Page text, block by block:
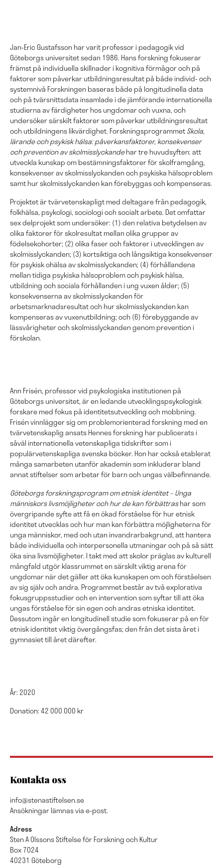
Jan-Eric Gustafsson har varit professor i pedagogik vid
Göteborgs universitet sedan 1986. Hans forskning fokuserar
främst på individuella skillnader i kognitiva förmågor och på
faktorer som påverkar utbildningsresultat på både individ- och
systemnivå Forskningen baseras både på longitudinella data
och på tvärsnittsdata insamlade i de jämförande internationella
studierna av färdigheter hos ungdomar och vuxna, och
undersöker särskilt faktorer som påverkar utbildningsresultat
och utbildningens likvärdighet. ForskningsprogrammetSkola,
lärande och psykisk hälsa: påverkansfaktorer, konsekvenser
och prevention av skolmisslyckandehar tre huvudsyften: att
utveckla kunskap om bestämningsfaktorer för skolframgång,
konsekvenser av skolmisslyckanden och psykiska hälsoproblem
samt hur skolmisslyckanden kan förebyggas och kompenseras.
Projektet är tvärvetenskapligt med deltagare från pedagogik,
folkhälsa, psykologi, sociologi och socialt arbete. Det omfattar
sex delprojekt som undersöker: (1) den relativa betydelsen av
olika faktorer för skolresultat mellan olika grupper av
födelsekohorter; (2) olika faser och faktorer i utvecklingen av
skolmisslyckanden; (3) kortsiktiga och långsiktiga konsekvenser
för psykisk ohälsa av skolmisslyckanden; (4) förhållandena
mellan tidiga psykiska hälsoproblem och psykisk hälsa,
utbildning och sociala förhållanden i ung vuxen ålder; (5)
konsekvenserna av skolmisslyckanden för
arbetsmarknadsresultat och hur skolmisslyckanden kan
kompenseras av vuxenutbildning; och (6) förebyggande av
lässvårigheter och skolmisslyckanden genom prevention i
förskolan.
Ann Frisén, professor vid psykologiska institutionen på
Göteborgs universitet, är en ledande utvecklingspsykologisk
forskare med fokus på identitetsutveckling och mobbning.
Frisén vinnlägger sig om problemorienterad forskning med en
tvärvetenskaplig ansats Hennes forskning har publicerats i
såväl internationella vetenskapliga tidskrifter som i
populärvetenskapliga svenska böcker. Hon har också etablerat
många samarbeten utanför akademin som inkluderar bland
annat stiftelser som arbetar för barn och ungas välbefinnande.
Göteborgs forskningsprogram om etnisk identitet – Unga
människors livsmöjligheter och hur de kan förbättrashar som
övergripande syfte att få en ökad förståelse för hur etnisk
identitet utvecklas och hur man kan förbättra möjligheterna för
unga människor, med och utan invandrarbakgrund, att hantera
både individuella och interpersonella utmaningar och på så sätt
öka sina livsmöjligheter. I takt med att skolor präglas av kulturell
mångfald utgör klassrummet en särskilt viktig arena för
ungdomar när det gäller att öka kunskapen om och förståelsen
av sig själv och andra. Programmet består av två explorativa
fokusgruppsstudier och en intervention som syftar till att öka
ungas förståelse för sin egen och andras etniska identitet.
Dessutom ingår en longitudinell studie som fokuserar på en för
etnisk identitet viktig övergångsfas; den från det sista året i
gymnasiet till året därefter.
År: 2020
Donation: 42 000 000 kr
Kontakta oss
info@stenastiftelsen.se
Ansökningar lämnas via e-post.
Adress
Sten A Olssons Stiftelse för Forskning och Kultur
Box 7024
40231 Göteborg